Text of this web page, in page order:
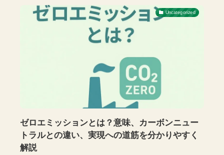
Uncategorized
ゼロエミッションとは？意味、カーボンニュー
トラルとの違い、実現への道筋を分かりやすく
解説